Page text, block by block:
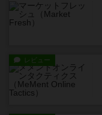
レビュー